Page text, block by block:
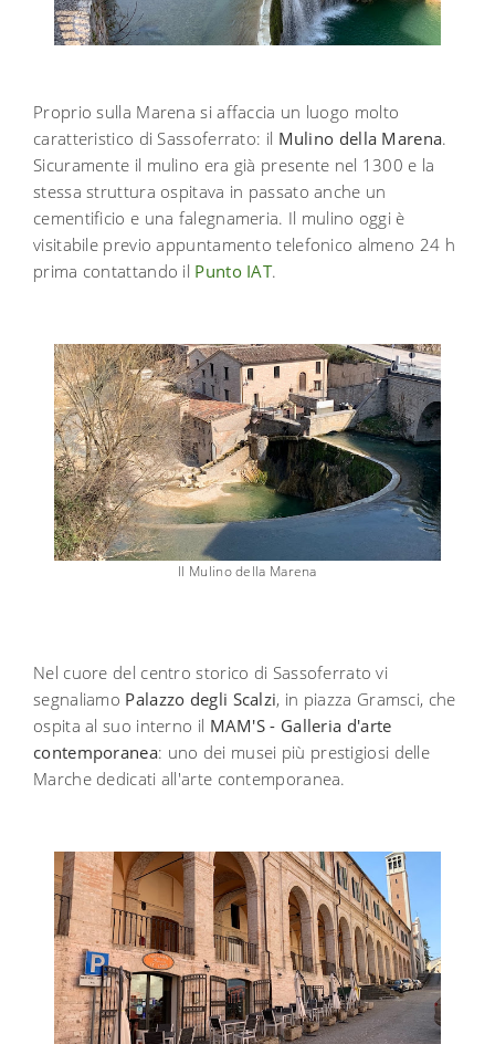
Proprio sulla Marena si affaccia un luogo molto
caratteristico di Sassoferrato: il Mulino della Marena.
Sicuramente il mulino era già presente nel 1300 e la
stessa struttura ospitava in passato anche un
cementificio e una falegnameria. Il mulino oggi è
visitabile previo appuntamento telefonico almeno 24 h
prima contattando il Punto IAT.
Il Mulino della Marena
Nel cuore del centro storico di Sassoferrato vi
segnaliamo Palazzo degli Scalzi, in piazza Gramsci, che
ospita al suo interno il MAM'S - Galleria d'arte
contemporanea: uno dei musei più prestigiosi delle
Marche dedicati all'arte contemporanea.